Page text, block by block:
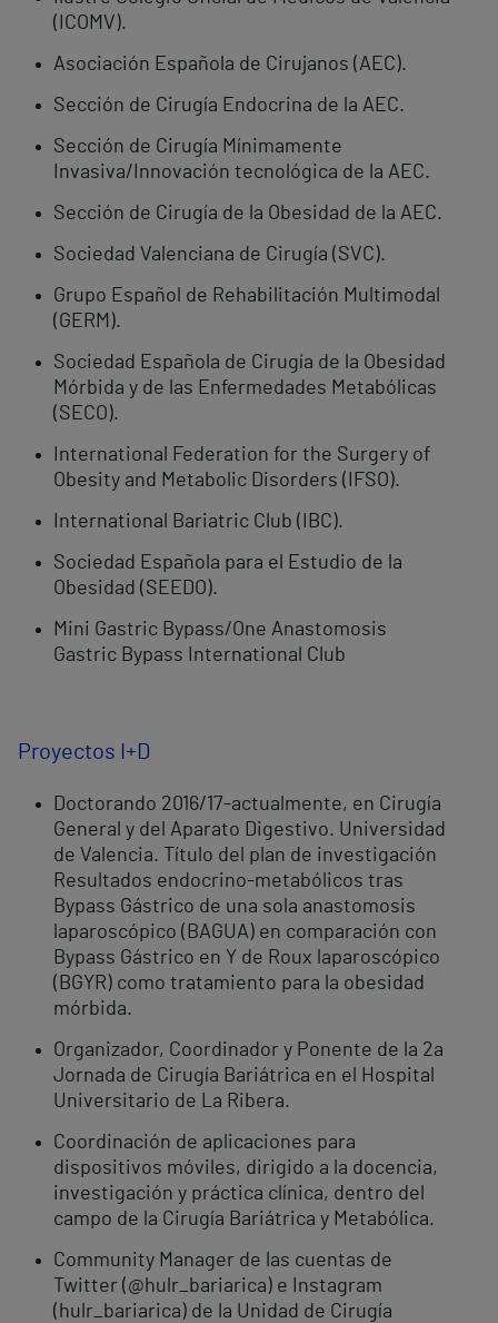
(ICOMV).
Asociación Española de Cirujanos (AEC).
Sección de Cirugía Endocrina de la AEC.
Sección de Cirugía Mínimamente
Invasiva/Innovación tecnológica de la AEC.
Sección de Cirugía de la Obesidad de la AEC.
Sociedad Valenciana de Cirugía (SVC).
Grupo Español de Rehabilitación Multimodal
(GERM).
Sociedad Española de Cirugía de la Obesidad
Mórbida y de las Enfermedades Metabólicas
(SECO).
International Federation for the Surgery of
Obesity and Metabolic Disorders (IFSO).
International Bariatric Club (IBC).
Sociedad Española para el Estudio de la
Obesidad (SEEDO).
Mini Gastric Bypass/One Anastomosis
Gastric Bypass International Club
Proyectos I+D
Doctorando 2016/17-actualmente, en Cirugía
General y del Aparato Digestivo. Universidad
de Valencia. Título del plan de investigación
Resultados endocrino-metabólicos tras
Bypass Gástrico de una sola anastomosis
laparoscópico (BAGUA) en comparación con
Bypass Gástrico en Y de Roux laparoscópico
(BGYR) como tratamiento para la obesidad
mórbida.
Organizador, Coordinador y Ponente de la 2a
Jornada de Cirugía Bariátrica en el Hospital
Universitario de La Ribera.
Coordinación de aplicaciones para
dispositivos móviles, dirigido a la docencia,
investigación y práctica clínica, dentro del
campo de la Cirugía Bariátrica y Metabólica.
Community Manager de las cuentas de
Twitter (@hulr_bariarica) e Instagram
(hulr_bariarica) de la Unidad de Cirugía